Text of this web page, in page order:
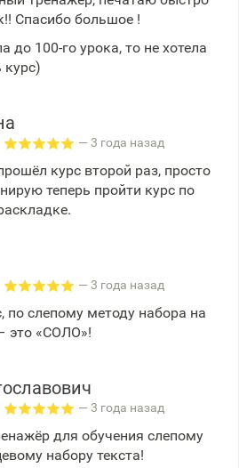
Спасибо большое !
до 100-го урока, то не хотела
курс)
— 3 года назад
курс второй раз, просто
теперь пройти курс по
— 3 года назад
по слепому методу набора на
это «СОЛО»!
— 3 года назад
для обучения слепому
набору текста!